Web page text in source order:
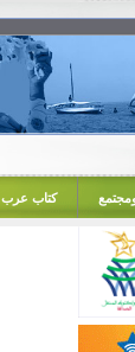
كتاب عرب